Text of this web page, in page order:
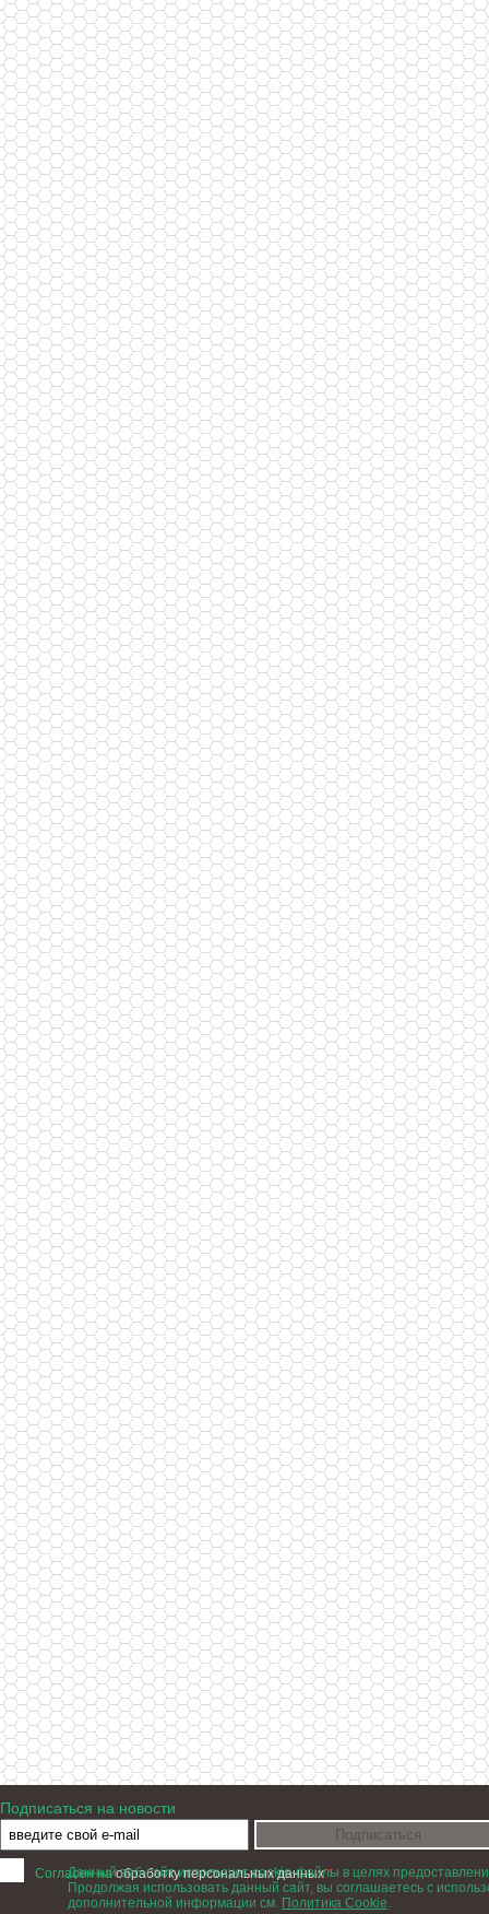
Подписаться на новости
Согласен наобработку персональных данных*
Данный веб-сайт использует cookie-файлы в целях
Продолжая использовать данный сайт, вы соглашаетесь с
дополнительной информации см. Политика Cookie.